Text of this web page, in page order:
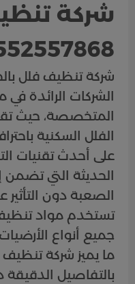
شركة
شركة تنظيف فلل
الشركات الرائدة
المتخصصة، حيث
الفلل السكنية
على أحدث تقنيات
الحديثة التي تضمن
الصعبة دون التأثير
تستخدم مواد
جميع أنواع
ما يميز شركة
بالتفاصيل